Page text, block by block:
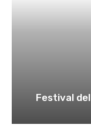
Festival